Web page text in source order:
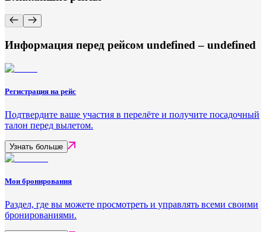
Информация перед рейсом undefined – undefined
Регистрация на рейс
Подтвердите ваше участия в перелёте и получите посадочный
талон перед вылетом.
Узнать больше
Мои бронирования
Раздел, где вы можете просмотреть и управлять всеми своими
бронированиями.